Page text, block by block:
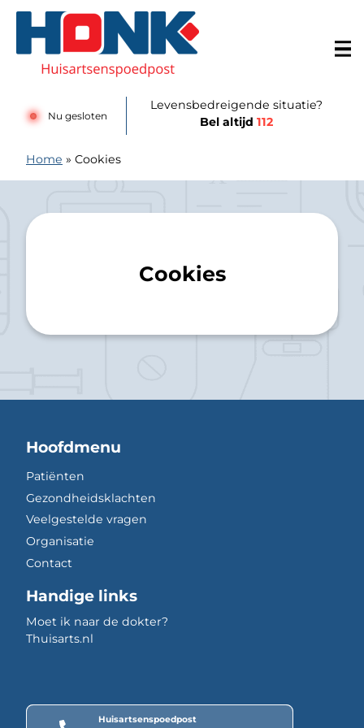
Nu gesloten
Levensbedreigende situatie?
Bel altijd112
Home » Cookies
Cookies
Hoofdmenu
Patiënten
Gezondheidsklachten
Veelgestelde vragen
Organisatie
Contact
Handige links
Moet ik naar de dokter?
Thuisarts.nl
Huisartsenspoedpost